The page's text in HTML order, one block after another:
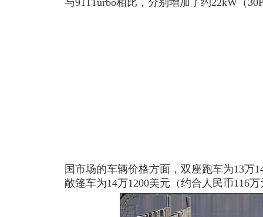
与911Turbo相比，分别增加了约22kW（
国市场的车辆价格方面，双座跑车为13万
敞篷车为14万1200美元（约合人民币116